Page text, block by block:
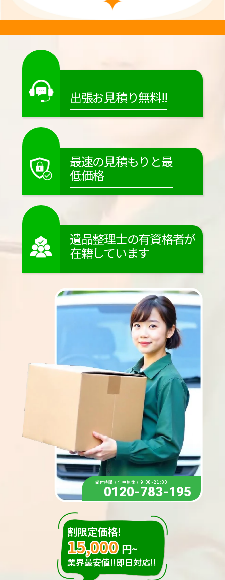
出張お見積り無料!!
最速の見積もりと最
低価格
遺品整理士の有資格者が
在籍しています
受付時間 / 年中無休 / 9:00~21:00
0120-783-195
割限定価格!
15,000 円~
業界最安値!!即日対応!!